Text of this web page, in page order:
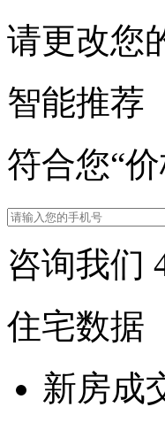
请更改您
智能推荐
符合您“
咨询我们
住宅数据
新房成